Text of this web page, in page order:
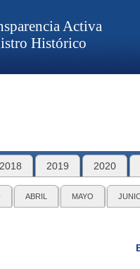
Activa
Histórico
2018 2019 2020
ABRIL MAYO